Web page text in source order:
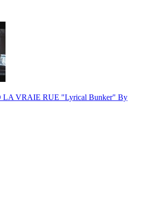
VRAIE RUE "Lyrical Bunker" By